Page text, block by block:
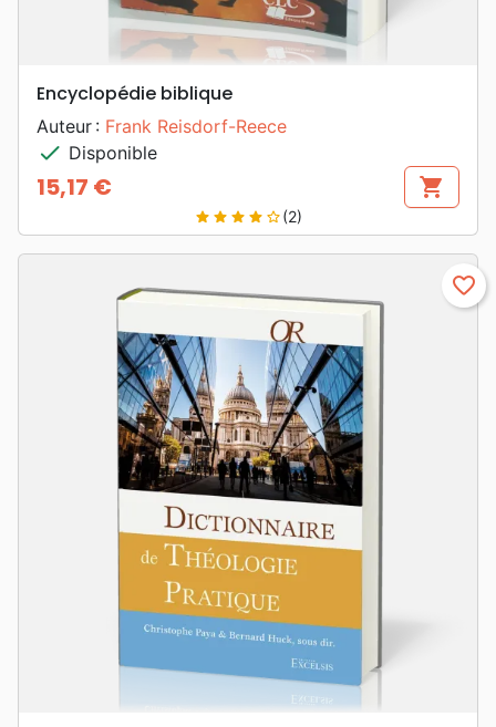
Encyclopédie biblique
Auteur : Frank Reisdorf-Reece
check Disponible
Prix
15,17 € shopping_cart
star star star star star_border(2)
favorite_border